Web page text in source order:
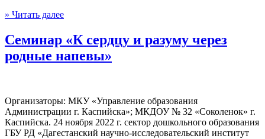
» Читать далее
Семинар «К сердцу и разуму через
родные напевы»
Организаторы: МКУ «Управление образования
Администрации г. Каспийска»; МКДОУ № 32 «Соколенок» г.
Каспийска. 24 ноября 2022 г. сектор дошкольного образования
ГБУ РД «Дагестанский научно-исследовательский институт